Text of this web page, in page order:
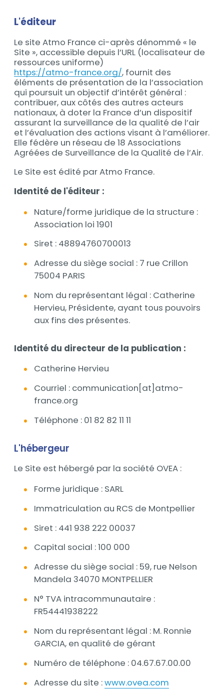
Contenu
L'éditeur
Le site Atmo France ci-après dénommé « le
Site », accessible depuis l’URL (localisateur de
ressources uniforme)
https://atmo-france.org/, fournit des
éléments de présentation de la l’association
qui poursuit un objectif d’intérêt général :
contribuer, aux côtés des autres acteurs
nationaux, à doter la France d’un dispositif
assurant la surveillance de la qualité de l’air
et l’évaluation des actions visant à l’améliorer.
Elle fédère un réseau de 18 Associations
Agréées de Surveillance de la Qualité de l’Air.
Le Site est édité par Atmo France.
Identité de l'éditeur :
Nature/forme juridique de la structure :
Association loi 1901
Siret : 48894760700013
Adresse du siège social : 7 rue Crillon
75004 PARIS
Nom du représentant légal : Catherine
Hervieu, Présidente, ayant tous pouvoirs
aux fins des présentes.
Identité du directeur de la publication :
Catherine Hervieu
Courriel : communication[at]atmo-
france.org
Téléphone : 01 82 82 11 11
L'hébergeur
Le Site est hébergé par la société OVEA :
Forme juridique : SARL
Immatriculation au RCS de Montpellier
Siret : 441 938 222 00037
Capital social : 100 000
Adresse du siège social : 59, rue Nelson
Mandela 34070 MONTPELLIER
N° TVA intracommunautaire :
FR54441938222
Nom du représentant légal : M. Ronnie
GARCIA, en qualité de gérant
Numéro de téléphone : 04.67.67.00.00
Adresse du site :www.ovea.com